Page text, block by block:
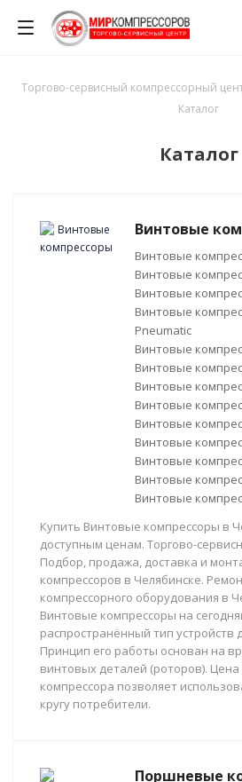
Торгово-сервисный компрессорный
Каталог
Каталог
Винтовые
Винтовые
Винтовые
Винтовые
Винтовые
Pneumatic
Винтовые
Винтовые
Винтовые
Винтовые
Винтовые
Винтовые
Винтовые
Винтовые
Винтовые
Купить Винтовые компрессоры в
доступным ценам. Торгово-
Подбор, продажа, доставка и
компрессоров в Челябинске.
компрессорного оборудования в
Винтовые компрессоры на
распространённый тип устройств
Принцип его работы основан на
винтовых деталей (роторов).
компрессора позволяет
кругу потребители.
Поршневые